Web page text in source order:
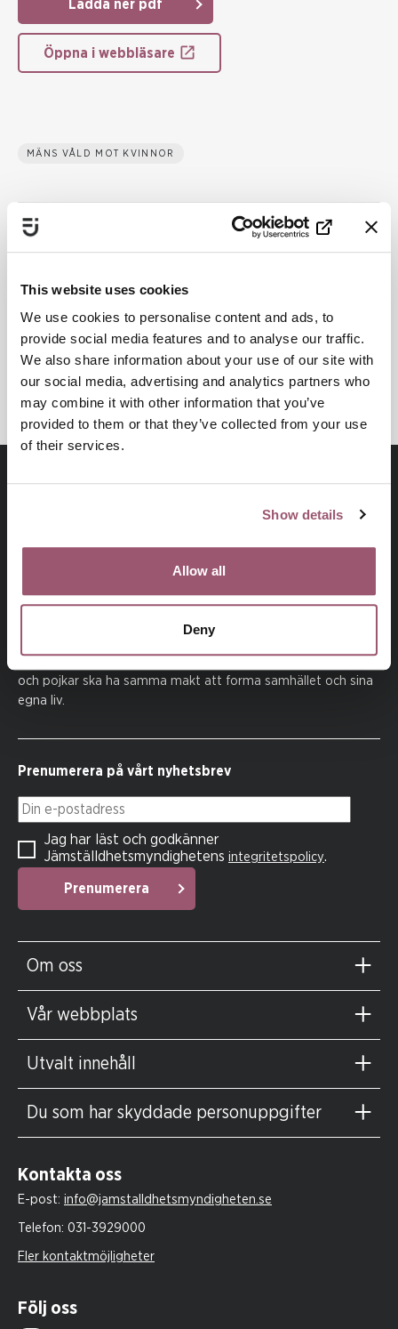
This website uses cookies
We use cookies to personalise content and ads, to
provide social media features and to analyse our traffic.
We also share information about your use of our site with
our social media, advertising and analytics partners who
may combine it with other information that you’ve
provided to them or that they’ve collected from your use
of their services.
Show details
Allow all
Deny
Ladda ner pdf
Öppna i webbläsare
MÄNS VÅLD MOT KVINNOR
Publiceringsdatum: 5 september 2024
Senast uppdaterad:10 april 2025
Dela
Skriv ut
och pojkar ska ha samma makt att forma samhället och sina
egna liv.
Prenumerera på vårt nyhetsbrev
Din e-postadress
Prenumerera
Jag har läst och godkänner
Jämställdhetsmyndighetens integritetspolicy.
Om oss
Vår webbplats
Utvalt innehåll
Du som har skyddade personuppgifter
Kontakta oss
E-post: info@jamstalldhetsmyndigheten.se
Telefon: 031-3929000
Fler kontaktmöjligheter
Följ oss